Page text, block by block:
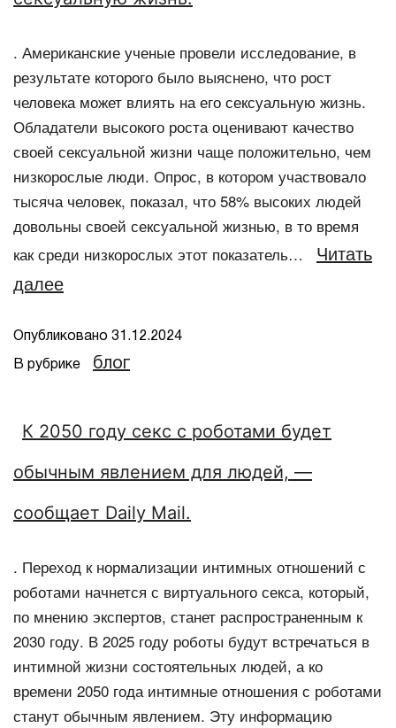
. Американские ученые провели исследование, в
результате которого было выяснено, что рост
человека может влиять на его сексуальную жизнь.
Обладатели высокого роста оценивают качество
своей сексуальной жизни чаще положительно, чем
низкорослые люди. Опрос, в котором участвовало
тысяча человек, показал, что 58% высоких людей
довольны своей сексуальной жизнью, в то время
как среди низкорослых этот показатель…
Читать
далее
Опубликовано 31.12.2024
В рубрике блог
К 2050 году секс с роботами будет
обычным явлением для людей, —
сообщает Daily Mail.
. Переход к нормализации интимных отношений с
роботами начнется с виртуального секса, который,
по мнению экспертов, станет распространенным к
2030 году. В 2025 году роботы будут встречаться в
интимной жизни состоятельных людей, а ко
времени 2050 года интимные отношения с роботами
станут обычным явлением. Эту информацию